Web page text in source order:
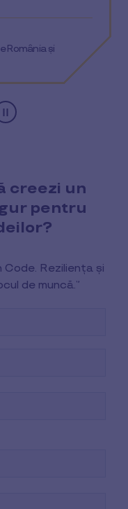
România și
creezi un
pentru
Code. Reziliența și
de muncă.”